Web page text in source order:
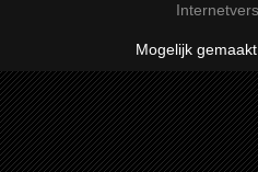
Mogelijk